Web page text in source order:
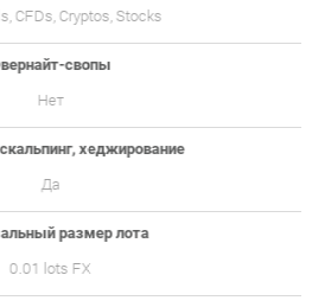
CFDs, Cryptos, Stocks
свопы
Нет
хеджирование
Да
размер лота
0.01 lots FX